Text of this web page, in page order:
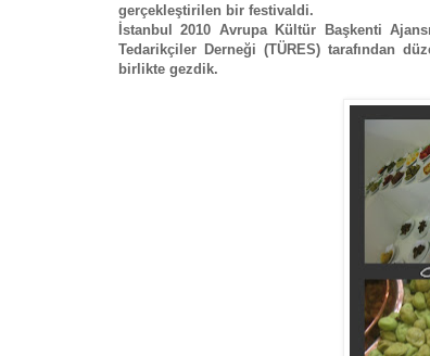
gerçekleştirilen bir festivaldi.
İstanbul 2010 Avrupa Kültür Başkenti
Tedarikçiler Derneği (TÜRES) tarafından
birlikte gezdik.